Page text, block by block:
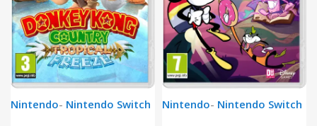
Nintendo- Nintendo Switch Nintendo- Nintendo Switch